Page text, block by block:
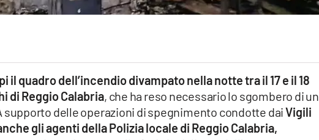
il quadro dell’incendio divampato nella notte tra il 17 e il 18
di Reggio Calabria, che ha reso necessario lo sgombero di un
supporto delle operazioni di spegnimento condotte daiVigili
gli agenti della Polizia locale di Reggio Calabria,